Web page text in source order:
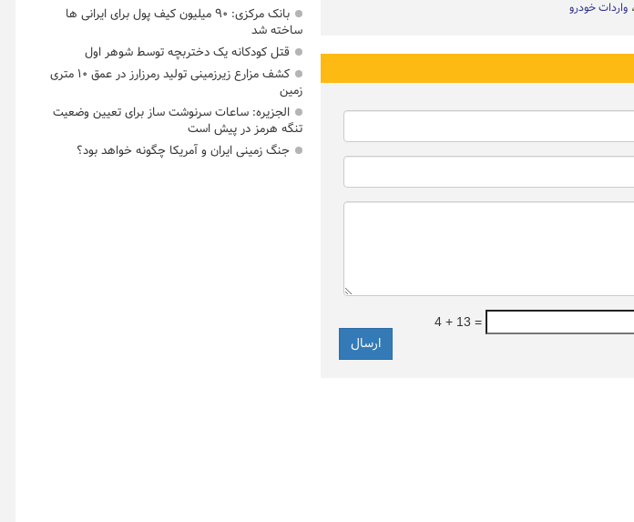
واردات خودرو
4 + 13 =
بانک مرکزی: ۹۰ میلیون کیف پول برای ایرانی ها
ساخته شد
قتل کودکانه یک دختربچه توسط شوهر اول
کشف مزارع زیرزمینی تولید رمرزارز در عمق ۱۰ متری
زمین
الجزیره: ساعات سرنوشت ساز برای تعیین وضعیت
تنگه هرمز در پیش است
جنگ زمینی ایران و آمریکا چگونه خواهد بود؟